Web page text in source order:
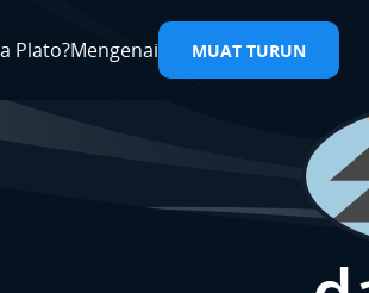
Plato?Mengenai MUAT TURUN